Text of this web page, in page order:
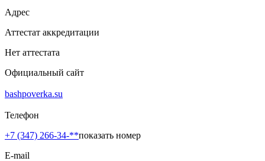
Адрес
Аттестат аккредитации
Нет аттестата
Официальный сайт
bashpoverka.su
Телефон
+7 (347) 266-34-**показать номер
E-mail